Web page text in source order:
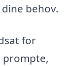
behov.
for
prompte,